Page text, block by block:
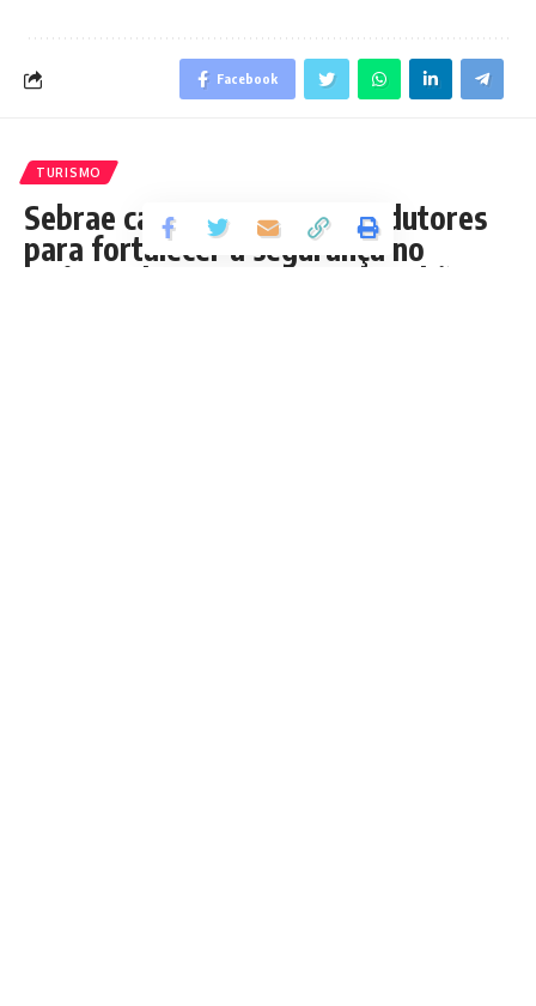
Facebook
TURISMO
Sebrae capacita guias e condutores
para fortalecer a segurança no
turismo de aventura no Maranhão